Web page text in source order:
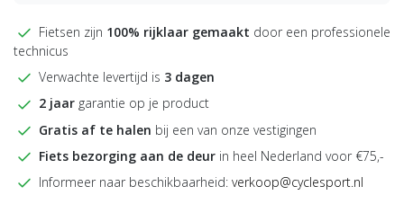
Fietsen zijn 100% rijklaar gemaakt door een professionele
technicus
Verwachte levertijd is 3 dagen
2 jaar garantie op je product
Gratis af te halen bij een van onze vestigingen
Fiets bezorging aan de deur in heel Nederland voor €75,-
Informeer naar beschikbaarheid: verkoop@cyclesport.nl